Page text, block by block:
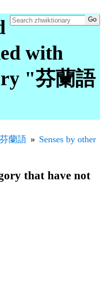
with
"芬蘭語
芬蘭語
Senses by other
that have not